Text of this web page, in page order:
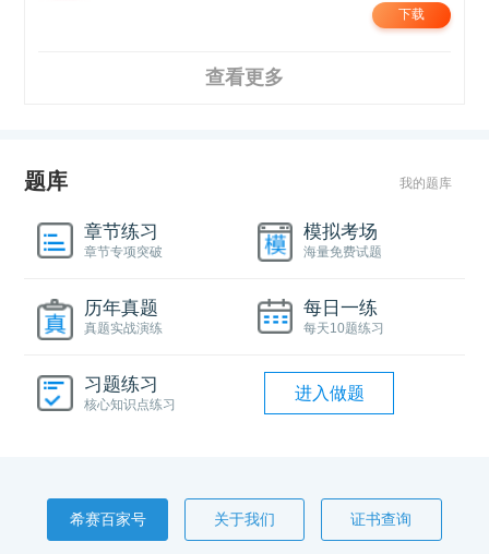
下载
查看更多
题库 我的题库
章节练习
章节专项突破
模拟考场
海量免费试题
历年真题
真题实战演练
每日一练
每天10题练习
习题练习
核心知识点练习
进入做题
希赛百家号 关于我们 证书查询